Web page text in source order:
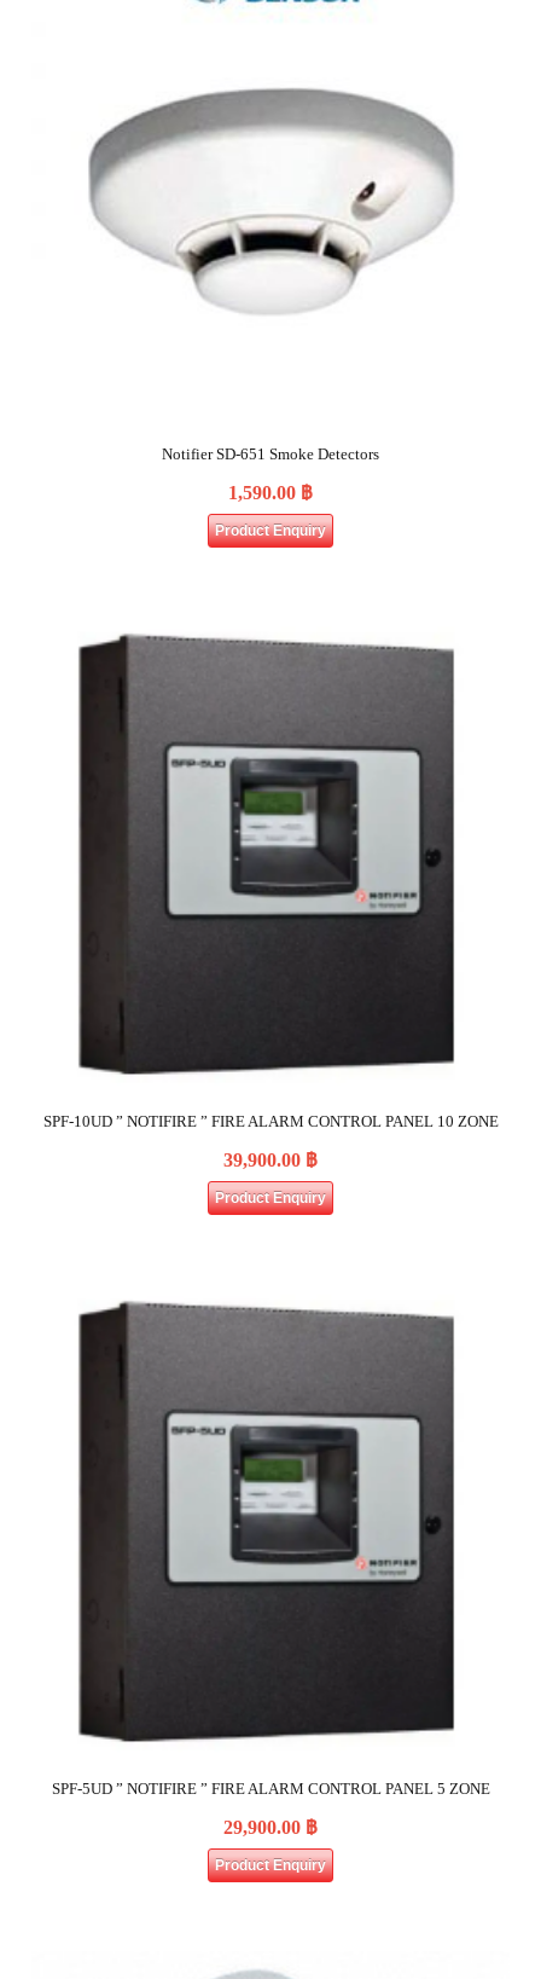
Notifier SD-651 Smoke Detectors
1,590.00 ฿
Product Enquiry
SPF-10UD ” NOTIFIRE ” FIRE ALARM CONTROL PANEL 10 ZONE
39,900.00 ฿
Product Enquiry
SPF-5UD ” NOTIFIRE ” FIRE ALARM CONTROL PANEL 5 ZONE
29,900.00 ฿
Product Enquiry